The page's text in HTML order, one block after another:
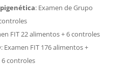
:Examen de Grupo
FIT 22 alimentos + 6 controles
: Examen FIT 176 alimentos +
controles